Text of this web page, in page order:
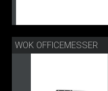
WOK OFFICEMESSER